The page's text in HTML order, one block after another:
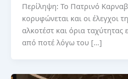
Περίληψη: Το Πατρινό
κορυφώνεται και οι έλεγχοι
αλκοτέστ και όρια ταχύτητας
από ποτέ λόγω του […]